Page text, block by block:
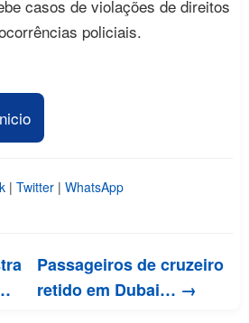
casos de violações de direitos
policiais.
| Twitter | WhatsApp
Passageiros de cruzeiro
retido em Dubai… →